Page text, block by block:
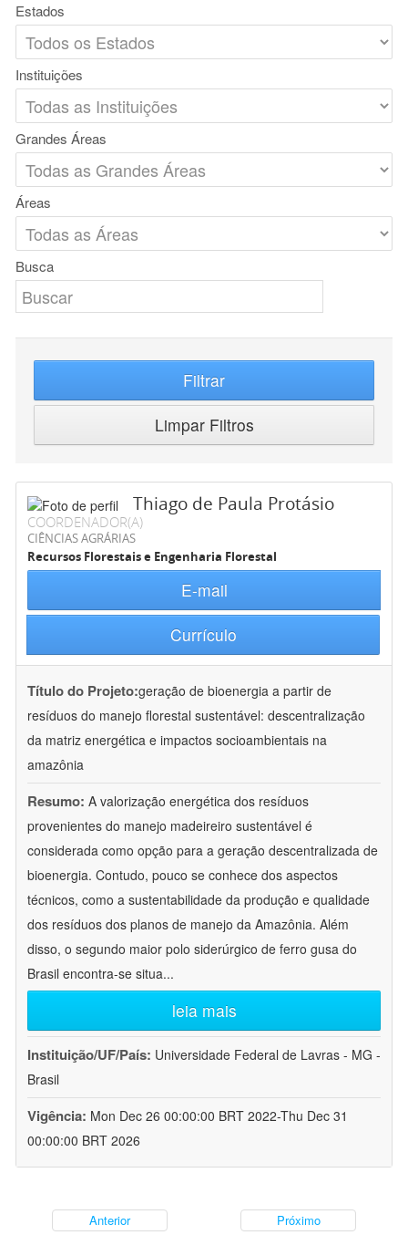
Estados
Instituições
Grandes Áreas
Áreas
Busca
Filtrar
Limpar Filtros
Thiago de Paula Protásio
COORDENADOR(A)
CIÊNCIAS AGRÁRIAS
Recursos Florestais e Engenharia Florestal
E-mail
Currículo
Título do Projeto:geração de bioenergia a partir de
resíduos do manejo florestal sustentável: descentralização
da matriz energética e impactos socioambientais na
amazônia
Resumo: A valorização energética dos resíduos
provenientes do manejo madeireiro sustentável é
considerada como opção para a geração descentralizada de
bioenergia. Contudo, pouco se conhece dos aspectos
técnicos, como a sustentabilidade da produção e qualidade
dos resíduos dos planos de manejo da Amazônia. Além
disso, o segundo maior polo siderúrgico de ferro gusa do
Brasil encontra-se situa...
leia mais
Instituição/UF/País: Universidade Federal de Lavras - MG -
Brasil
Vigência: Mon Dec 26 00:00:00 BRT 2022-Thu Dec 31
00:00:00 BRT 2026
Anterior Próximo